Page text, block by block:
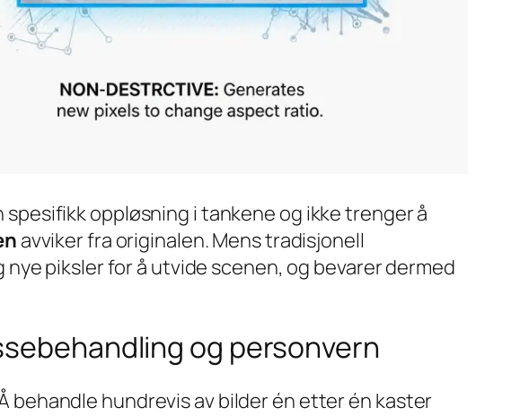
spesifikk oppløsning i tankene og ikke trenger å
avviker fra originalen. Mens tradisjonell
piksler for å utvide scenen, og bevarer dermed
og personvern
behandle hundrevis av bilder én etter én kaster